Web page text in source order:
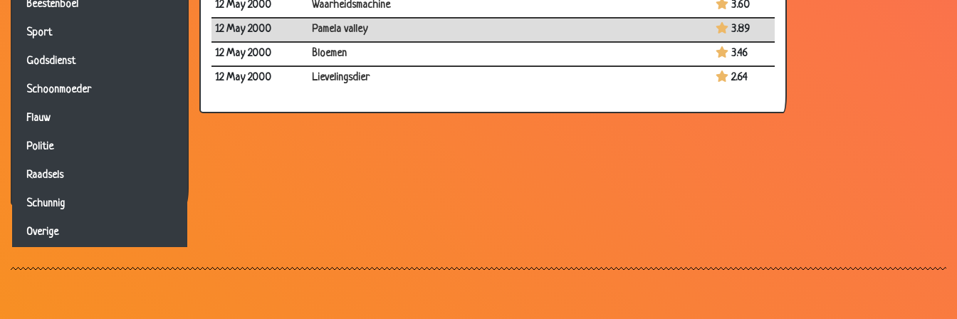
Beestenboel
Sport
Godsdienst
Schoonmoeder
Flauw
Politie
Raadsels
Schunnig
Overige
12 May 2000
Waarheidsmachine
3.60
12 May 2000
Pamela valley
3.89
12 May 2000
Bloemen
3.46
12 May 2000
Lievelingsdier 2.64